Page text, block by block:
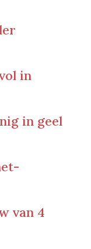
in
in geel
van 4